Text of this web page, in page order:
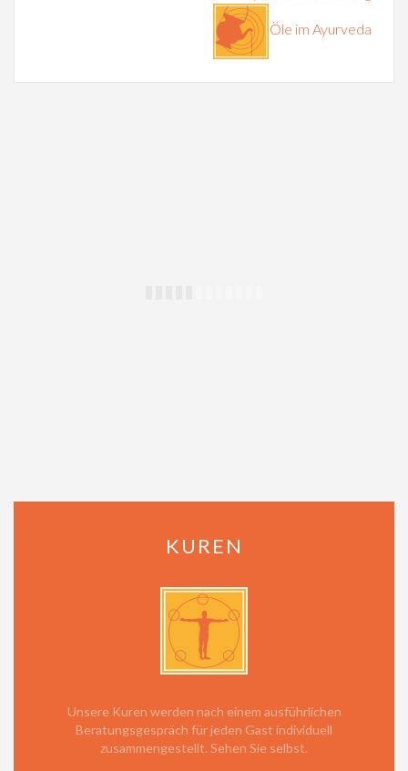
Öle im Ayurveda
KUREN
Unsere Kuren werden nach einem ausführlichen
Beratungsgespräch für jeden Gast individuell
zusammengestellt. Sehen Sie selbst.